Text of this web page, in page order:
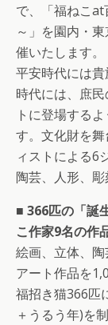
で、「福ねこ
～」を園内・
催いたします。
平安時代には
時代には、庶
トに登場する
す。文化財を
ィストによる6
陶芸、人形、彫
■ 366匹の「誕
こ作家9名の作
絵画、立体、
アート作品を
福招き猫366匹
＋うるう年)を